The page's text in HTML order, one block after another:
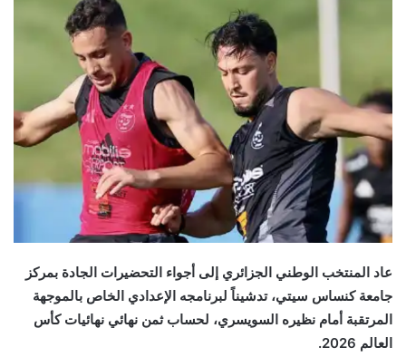
عاد المنتخب الوطني الجزائري إلى أجواء التحضيرات الجادة بمركز
جامعة كنساس سيتي، تدشيناً لبرنامجه الإعدادي الخاص بالموجهة
المرتقبة أمام نظيره السويسري، لحساب ثمن نهائي نهائيات كأس
العالم 2026.